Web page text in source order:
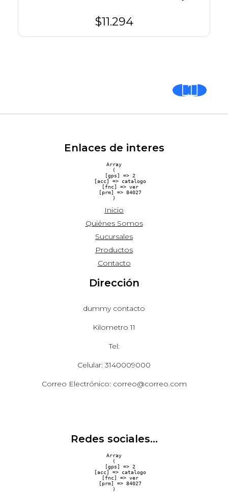
$11.294
Enlaces de interes
Array
(
    [gps] => 2
    [acc] => catalogo
    [fnc] => ver
    [prm] => 84027
Inicio
Quiénes Somos
Sucursales
Productos
Contacto
Dirección
dummy contacto
Kilometro 11
Tel:
Celular: 3140009000
Correo Electrónico: correo@correo.com
Redes sociales...
Array
(
    [gps] => 2
    [acc] => catalogo
    [fnc] => ver
    [prm] => 84027